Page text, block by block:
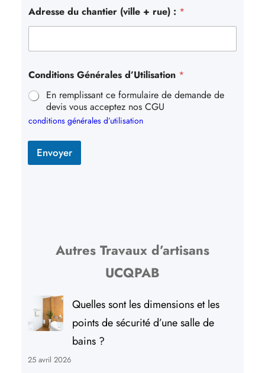
Adresse du chantier (ville + rue) : *
Conditions Générales d’Utilisation *
En remplissant ce formulaire de demande de
devis vous acceptez nos CGU
conditions générales d’utilisation
Envoyer
Autres Travaux d’artisans
UCQPAB
Quelles sont les dimensions et les
points de sécurité d’une salle de
bains ?
25 avril 2026